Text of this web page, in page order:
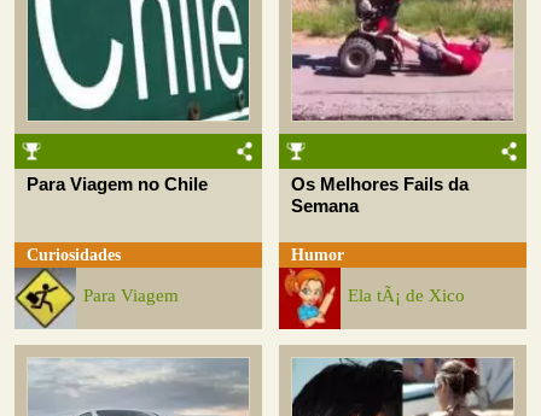
Para Viagem no Chile
Curiosidades
Para Viagem
Os Melhores Fails da
Semana
Humor
Ela tÃ¡ de Xico